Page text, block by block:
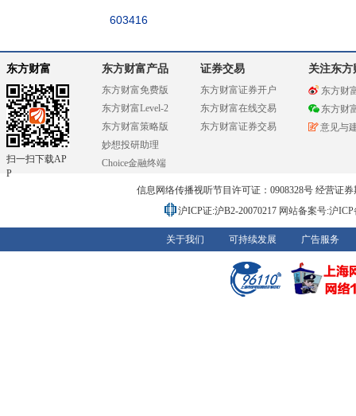
603416
东方财富
扫一扫下载AP
P
东方财富产品
东方财富免费版
东方财富Level-2
东方财富策略版
妙想投研助理
Choice金融终端
证券交易
东方财富证券开户
东方财富在线交易
东方财富证券交易
关注东方
东方财
东方财
意见与
信息网络传播视听节目许可证：0908328号 经营证
沪ICP证:沪B2-20070217 网站备案号:沪
关于我们 可持续发展 广告服务